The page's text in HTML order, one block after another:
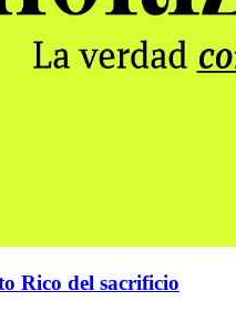
Rico del sacrificio